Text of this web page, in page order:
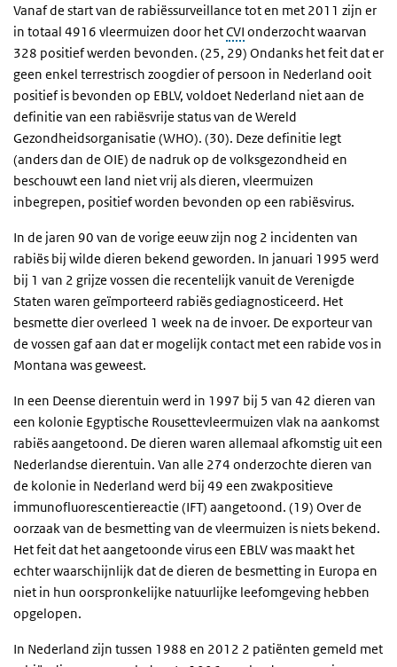
Vanaf de start van de rabiëssurveillance tot en met 2011 zijn er
in totaal 4916 vleermuizen door hetCVI onderzocht waarvan
328 positief werden bevonden. (25, 29) Ondanks het feit dat er
geen enkel terrestrisch zoogdier of persoon in Nederland ooit
positief is bevonden op EBLV, voldoet Nederland niet aan de
definitie van een rabiësvrije status van de Wereld
Gezondheidsorganisatie (WHO). (30). Deze definitie legt
(anders dan de OIE) de nadruk op de volksgezondheid en
beschouwt een land niet vrij als dieren, vleermuizen
inbegrepen, positief worden bevonden op een rabiësvirus.
In de jaren 90 van de vorige eeuw zijn nog 2 incidenten van
rabiës bij wilde dieren bekend geworden. In januari 1995 werd
bij 1 van 2 grijze vossen die recentelijk vanuit de Verenigde
Staten waren geïmporteerd rabiës gediagnosticeerd. Het
besmette dier overleed 1 week na de invoer. De exporteur van
de vossen gaf aan dat er mogelijk contact met een rabide vos in
Montana was geweest.
In een Deense dierentuin werd in 1997 bij 5 van 42 dieren van
een kolonie Egyptische Rousettevleermuizen vlak na aankomst
rabiës aangetoond. De dieren waren allemaal afkomstig uit een
Nederlandse dierentuin. Van alle 274 onderzochte dieren van
de kolonie in Nederland werd bij 49 een zwakpositieve
immunofluorescentiereactie (IFT) aangetoond. (19) Over de
oorzaak van de besmetting van de vleermuizen is niets bekend.
Het feit dat het aangetoonde virus een EBLV was maakt het
echter waarschijnlijk dat de dieren de besmetting in Europa en
niet in hun oorspronkelijke natuurlijke leefomgeving hebben
opgelopen.
In Nederland zijn tussen 1988 en 2012 2 patiënten gemeld met